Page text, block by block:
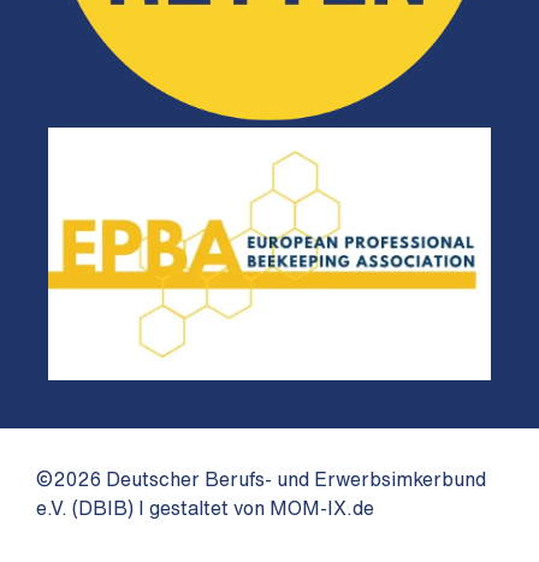
©2026 Deutscher Berufs- und Erwerbsimkerbund
e.V. (DBIB) I gestaltet von MOM-IX.de